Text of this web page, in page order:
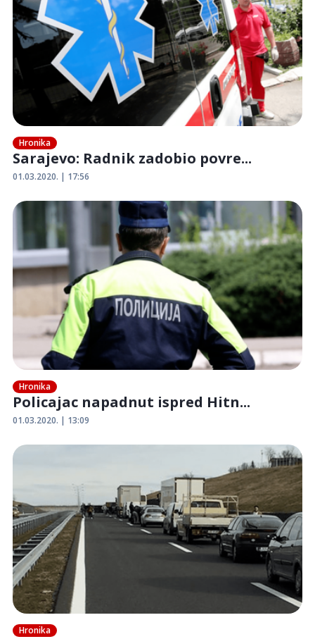
Hronika
Sarajevo: Radnik zadobio povre...
01.03.2020. | 17:56
Hronika
Policajac napadnut ispred Hitn...
01.03.2020. | 13:09
Hronika